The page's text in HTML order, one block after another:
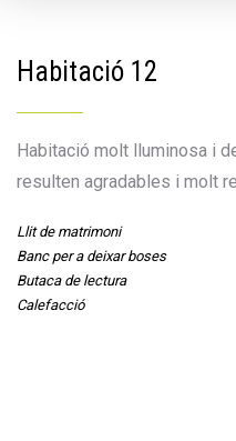
Habitació 12
Habitació molt lluminosa i
resulten agradables i molt
Llit de matrimoni
Banc per a deixar boses
Butaca de lectura
Calefacció